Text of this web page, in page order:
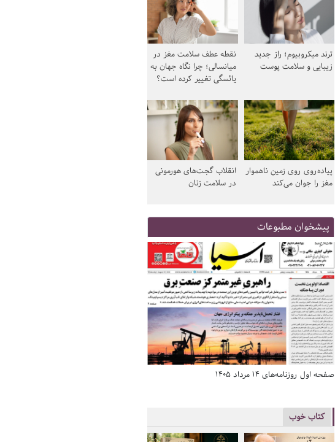
ترند میکروبیوم؛ راز جدید
زیبایی و سلامت پوست
نقطه عطف سلامت مغز در
میانسالی؛ چرا نگاه جهان به
یائسگی تغییر کرده است؟
پیاده‌روی روی زمین ناهموار
مغز را جوان می‌کند
انقلاب گجت‌های هورمونی
در سلامت زنان
پیشخوان مطبوعات
صفحه اول روزنامه‌های 14 مرداد 1405
کتاب خوب